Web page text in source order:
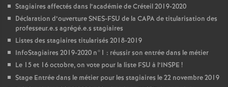
Stagiaires affectés dans l’académie de Créteil 2019-2020
Déclaration d’ouvertureSNES-FSU de la CAPAde titularisation des
professeur.e.s agrégé.e.s stagiaires
Listes des stagiaires titularisés 2018-2019
InfoStagiaires 2019-2020 n°1 : réussir son entrée dans le métier
Le 15 et 16 octobre, on vote pour la liste FSU à l’INSPE !
Stage Entrée dans le métier pour les stagiaires le 22 novembre 2019